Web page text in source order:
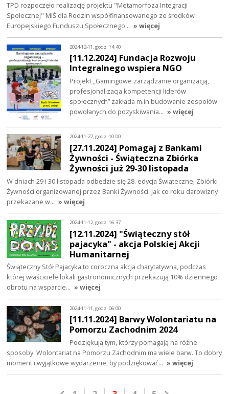
TPD rozpoczęło realizację projektu "Metamorfoza Integracji
Społecznej" MIŚ dla Rodzin współfinansowanego ze środków
Europejskiego Funduszu Społecznego… » więcej
2024-12-11, godz. 14:40
[11.12.2024] Fundacja Rozwoju
Integralnego wspiera NGO
Projekt „Gamingowe zarządzanie organizacją,
profesjonalizacja kompetencji liderów
społecznych” zakłada m.in budowanie zespołów
powołanych do pozyskiwania… » więcej
2024-11-27, godz. 10:00
[27.11.2024] Pomagaj z Bankami
Żywności - Świąteczna Zbiórka
Żywności już 29-30 listopada
W dniach 29 i 30 listopada odbędzie się 28. edycja Świątecznej Zbiórki
Żywności organizowanej przez Banki Żywności. Jak co roku darowizny
przekazane w… » więcej
2024-11-12, godz. 16:37
[12.11.2024] "Świąteczny stół
pajacyka" - akcja Polskiej Akcji
Humanitarnej
Świąteczny Stół Pajacyka to coroczna akcja charytatywna, podczas
której właściciele lokali gastronomicznych przekazują 10% dziennego
obrotu na wsparcie… » więcej
2024-11-11, godz. 06:00
[11.11.2024] Barwy Wolontariatu na
Pomorzu Zachodnim 2024
Podziękują tym, którzy pomagają na różne
sposoby. Wolontariat na Pomorzu Zachodnim ma wiele barw. To dobry
moment i wyjątkowe wydarzenie, by podziękować… » więcej